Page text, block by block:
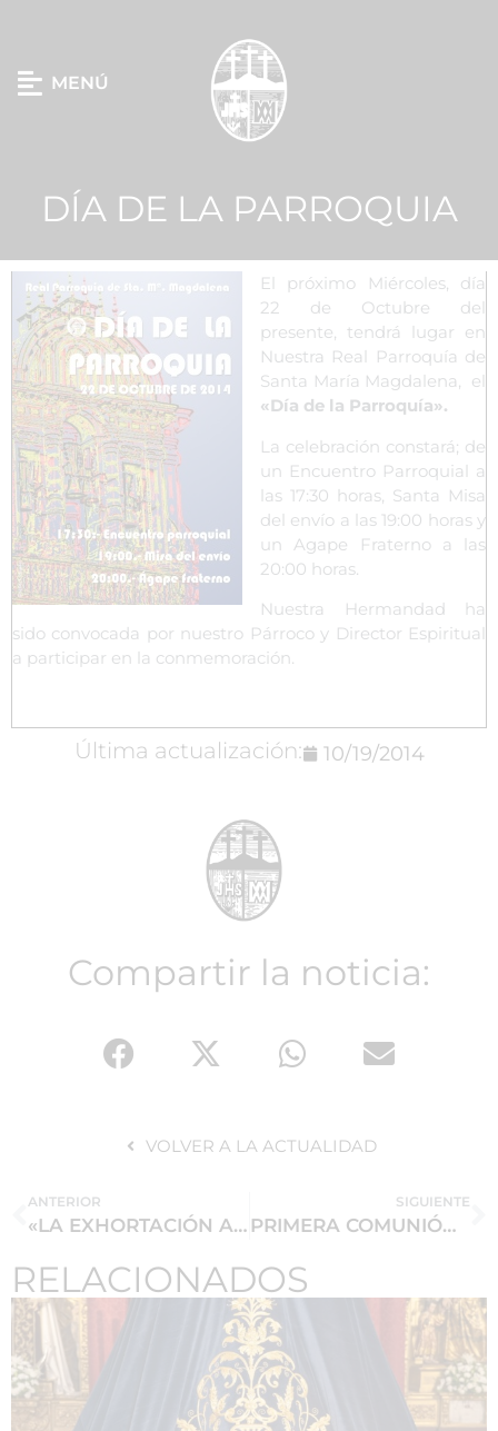
MENÚ
DÍA DE LA PARROQUIA
El próximo Miércoles, día
22 de Octubre del
presente, tendrá lugar en
Nuestra Real Parroquía de
Santa María Magdalena, el
«Día de la Parroquía».
La celebración constará; de
un Encuentro Parroquial a
las 17:30 horas, Santa Misa
del envío a las 19:00 horas y
un Agape Fraterno a las
20:00 horas.
Nuestra Hermandad ha
sido convocada por nuestro Párroco y Director Espiritual
a participar en la conmemoración.
Última actualización: 10/19/2014
Compartir la noticia:
VOLVER A LA ACTUALIDAD
ANTERIOR
«LA EXHORTACIÓN APOSTÓLICA EVANGELII GAUDIUM Y LA FUERZA EVANGELIZADORA DE LA PIEDAD POPULAR»
SIGUIENTE
PRIMERA COMUNIÓN Y NUEVA SAYA
RELACIONADOS